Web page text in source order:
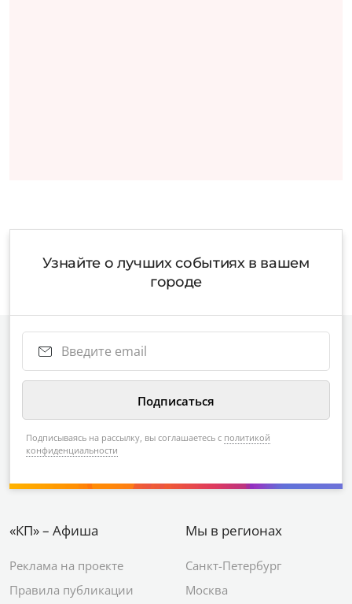
Узнайте о лучших событиях в вашем
городе
Подписываясь на рассылку, вы соглашаетесь с политикой
конфиденциальности
«КП» – Афиша
Реклама на проекте
Правила публикации
Мы в регионах
Санкт-Петербург
Москва